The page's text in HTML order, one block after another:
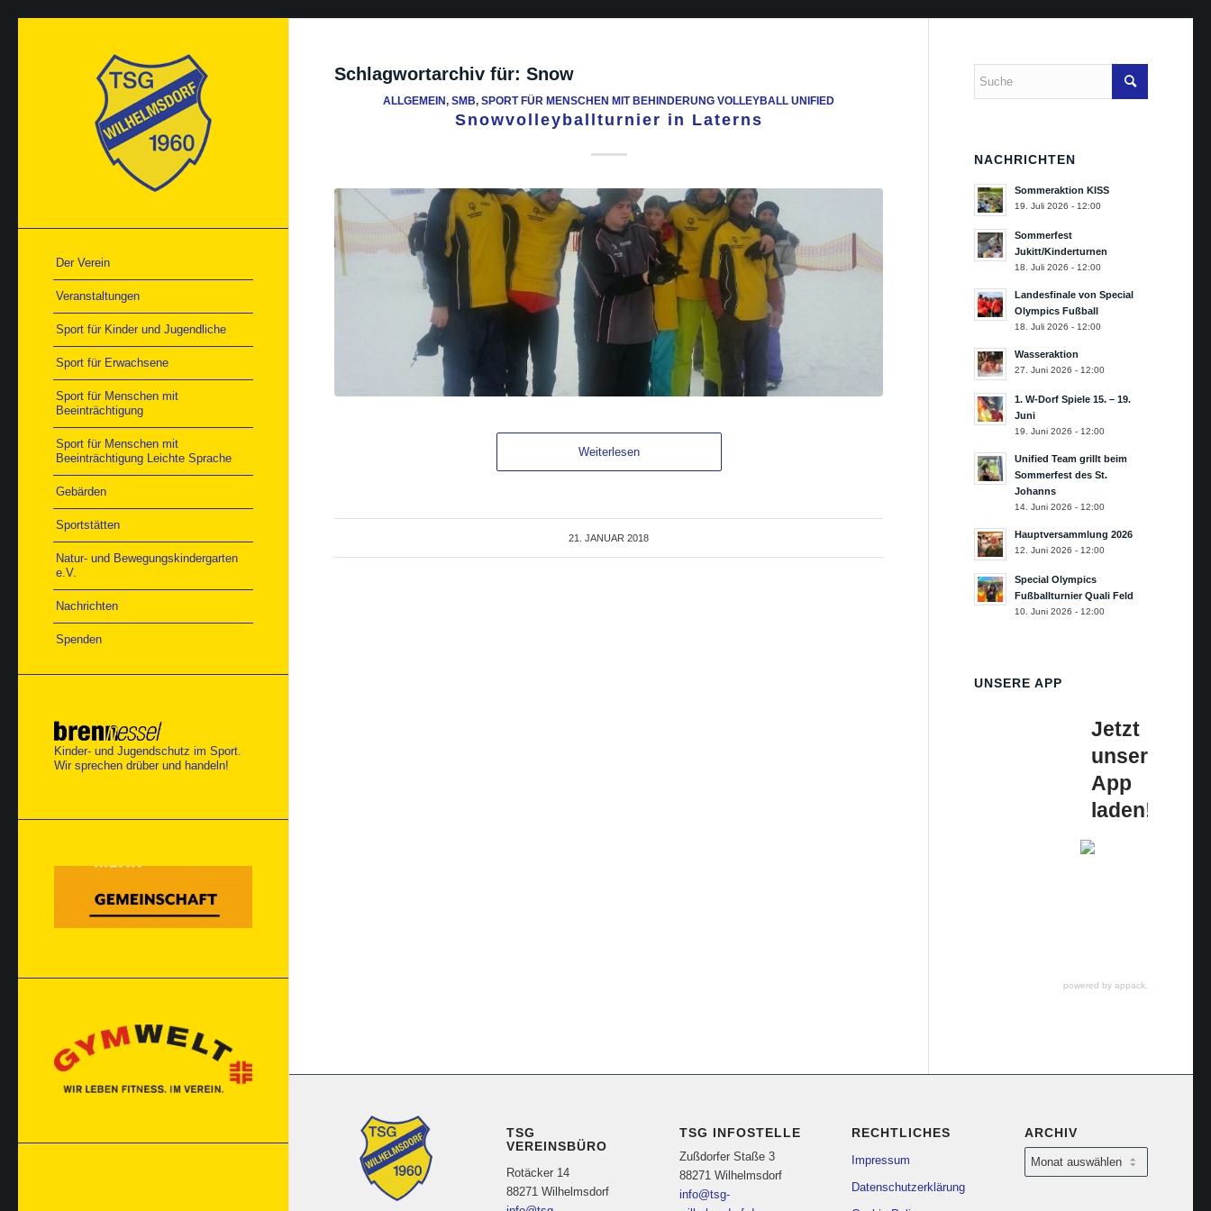
Der Verein
Veranstaltungen
Sport für Kinder und Jugendliche
Sport für Erwachsene
Sport für Menschen mit
Beeinträchtigung
Sport für Menschen mit
Beeinträchtigung Leichte Sprache
Gebärden
Sportstätten
Natur- und Bewegungskindergarten
e.V.
Nachrichten
Spenden
Kinder- und Jugendschutz im Sport.
Wir sprechen drüber und handeln!
Schlagwortarchiv für: Snow
ALLGEMEIN,SMB,SPORT FÜR MENSCHEN MIT BEHINDERUNG VOLLEYBALL UNIFIED
Snowvolleyballturnier in Laterns
Weiterlesen
21. JANUAR 2018
NACHRICHTEN
Sommeraktion KISS
19. Juli 2026 - 12:00
Sommerfest
Jukitt/Kinderturnen
18. Juli 2026 - 12:00
Landesfinale von Special
Olympics Fußball
18. Juli 2026 - 12:00
Wasseraktion
27. Juni 2026 - 12:00
1. W-Dorf Spiele 15. – 19.
Juni
19. Juni 2026 - 12:00
Unified Team grillt beim
Sommerfest des St.
Johanns
14. Juni 2026 - 12:00
Hauptversammlung 2026
12. Juni 2026 - 12:00
Special Olympics
Fußballturnier Quali Feld
10. Juni 2026 - 12:00
UNSERE APP
Jetzt
unsere
App
laden!
powered by appack.de
TSG
VEREINSBÜRO
Rotäcker 14
88271 Wilhelmsdorf
TSG INFOSTELLE
Zußdorfer Staße 3
88271 Wilhelmsdorf
info@tsg-
RECHTLICHES
Impressum
Datenschutzerklärung
ARCHIV